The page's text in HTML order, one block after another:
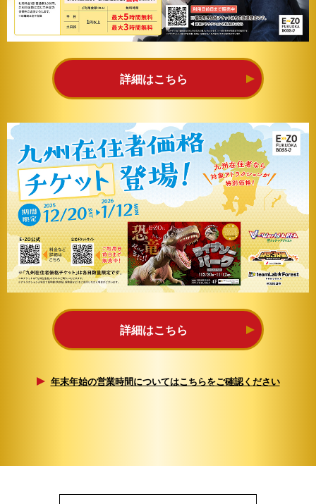
詳細はこちら
詳細はこちら
年末年始の営業時間についてはこちらをご確認ください